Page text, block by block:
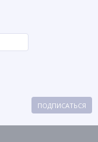
ПОДПИСАТЬСЯ